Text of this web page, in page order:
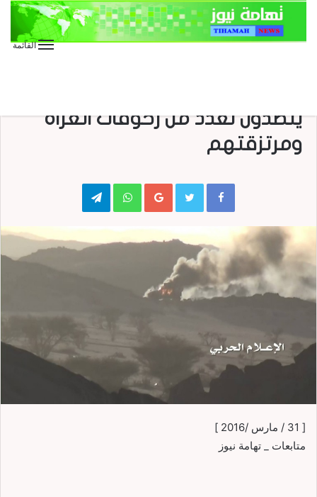
القائمة
يتصدون لعدد من زحوفات الغزاة
ومرتزقتهم
Google+
WhatsApp
Telegram
[ 31 / مارس /2016 ]
متابعات _ تهامة نيوز